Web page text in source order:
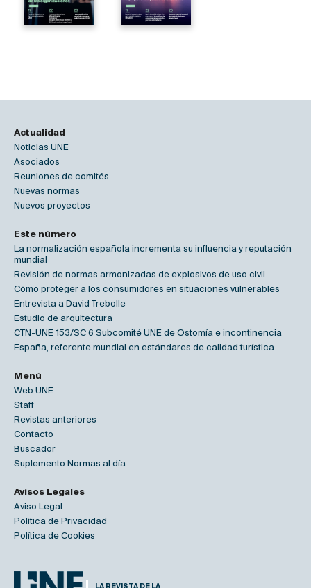
Actualidad
Noticias UNE
Asociados
Reuniones de comités
Nuevas normas
Nuevos proyectos
Este número
La normalización española incrementa su influencia y reputación
mundial
Revisión de normas armonizadas de explosivos de uso civil
Cómo proteger a los consumidores en situaciones vulnerables
Entrevista a David Trebolle
Estudio de arquitectura
CTN-UNE 153/SC 6 Subcomité UNE de Ostomía e incontinencia
España, referente mundial en estándares de calidad turística
Menú
Web UNE
Staff
Revistas anteriores
Contacto
Buscador
Suplemento Normas al día
Avisos Legales
Aviso Legal
Política de Privacidad
Política de Cookies